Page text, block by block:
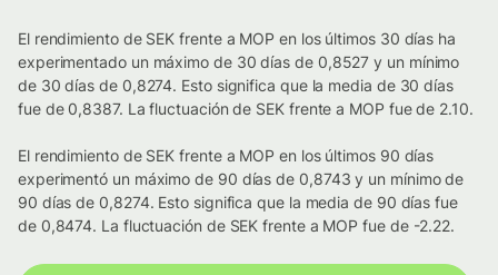
El rendimiento de SEK frente a MOP en los últimos 30 días ha
experimentado un máximo de 30 días de 0,8527 y un mínimo
de 30 días de 0,8274. Esto significa que la media de 30 días
fue de 0,8387. La fluctuación de SEK frente a MOP fue de 2.10.
El rendimiento de SEK frente a MOP en los últimos 90 días
experimentó un máximo de 90 días de 0,8743 y un mínimo de
90 días de 0,8274. Esto significa que la media de 90 días fue
de 0,8474. La fluctuación de SEK frente a MOP fue de -2.22.